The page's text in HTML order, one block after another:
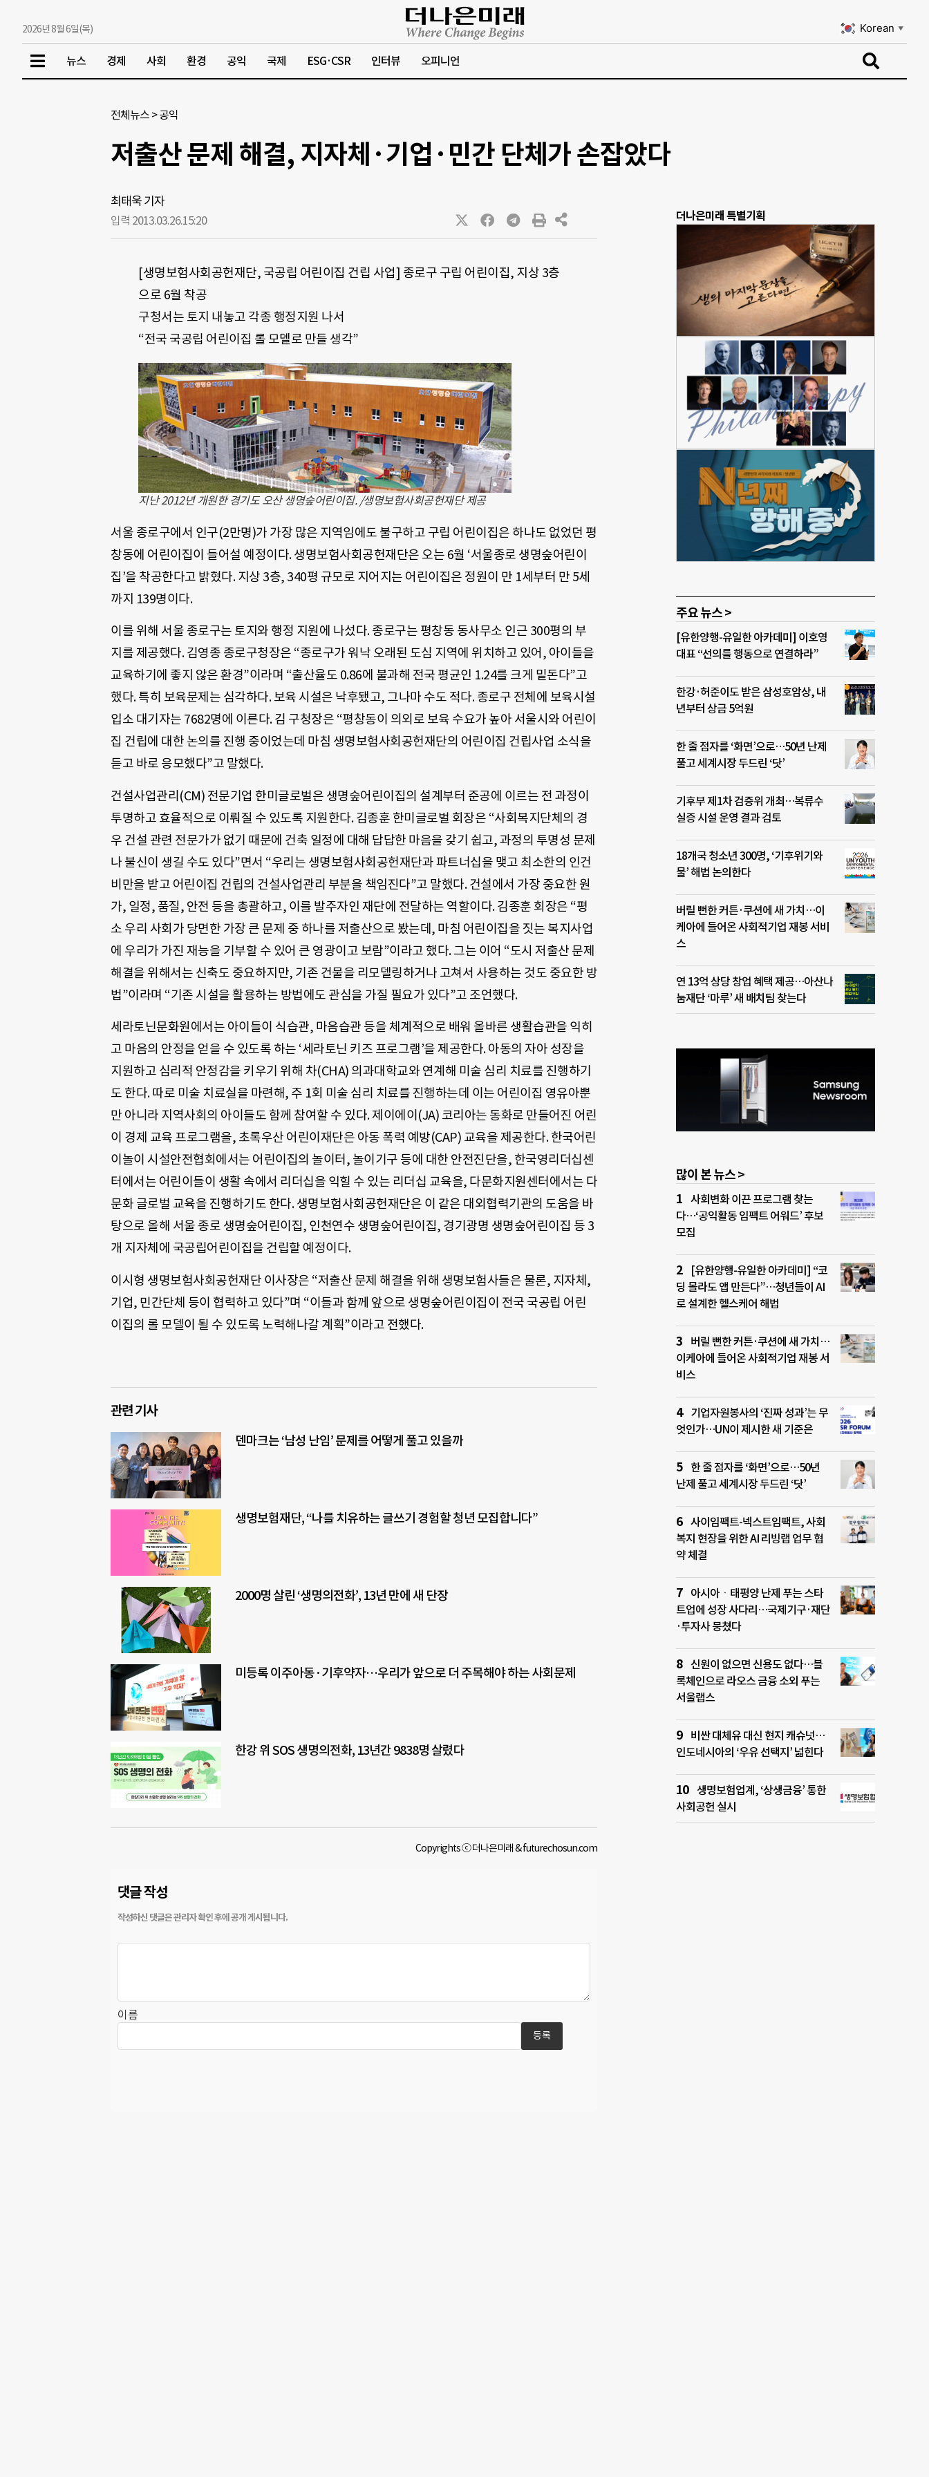
2026년 8월 6일(목) Korean ▼
뉴스 경제 사회 환경 공익 국제 ESG·CSR 인터뷰 오피니언
전체뉴스 >공익
저출산 문제 해결, 지자체·기업·민간 단체가 손잡았다
최태욱 기자
입력 2013.03.26.15:20
[생명보험사회공헌재단, 국공립 어린이집 건립 사업] 종로구 구립 어린이집, 지상 3층
으로 6월 착공
구청서는 토지 내놓고 각종 행정지원 나서
“전국 국공립 어린이집 롤 모델로 만들 생각”
지난 2012년 개원한 경기도 오산 생명숲어린이집. /생명보험사회공헌재단 제공
서울 종로구에서 인구(2만명)가 가장 많은 지역임에도 불구하고 구립 어린이집은 하나도 없었던 평
창동에 어린이집이 들어설 예정이다. 생명보험사회공헌재단은 오는 6월 ‘서울종로 생명숲어린이
집’을 착공한다고 밝혔다. 지상 3층, 340평 규모로 지어지는 어린이집은 정원이 만 1세부터 만 5세
까지 139명이다.
이를 위해 서울 종로구는 토지와 행정 지원에 나섰다. 종로구는 평창동 동사무소 인근 300평의 부
지를 제공했다. 김영종 종로구청장은 “종로구가 워낙 오래된 도심 지역에 위치하고 있어, 아이들을
교육하기에 좋지 않은 환경”이라며 “출산율도 0.86에 불과해 전국 평균인 1.24를 크게 밑돈다”고
했다. 특히 보육문제는 심각하다. 보육 시설은 낙후됐고, 그나마 수도 적다. 종로구 전체에 보육시설
입소 대기자는 7682명에 이른다. 김 구청장은 “평창동이 의외로 보육 수요가 높아 서울시와 어린이
집 건립에 대한 논의를 진행 중이었는데 마침 생명보험사회공헌재단의 어린이집 건립사업 소식을
듣고 바로 응모했다”고 말했다.
건설사업관리(CM) 전문기업 한미글로벌은 생명숲어린이집의 설계부터 준공에 이르는 전 과정이
투명하고 효율적으로 이뤄질 수 있도록 지원한다. 김종훈 한미글로벌 회장은 “사회복지단체의 경
우 건설 관련 전문가가 없기 때문에 건축 일정에 대해 답답한 마음을 갖기 쉽고, 과정의 투명성 문제
나 불신이 생길 수도 있다”면서 “우리는 생명보험사회공헌재단과 파트너십을 맺고 최소한의 인건
비만을 받고 어린이집 건립의 건설사업관리 부분을 책임진다”고 말했다. 건설에서 가장 중요한 원
가, 일정, 품질, 안전 등을 총괄하고, 이를 발주자인 재단에 전달하는 역할이다. 김종훈 회장은 “평
소 우리 사회가 당면한 가장 큰 문제 중 하나를 저출산으로 봤는데, 마침 어린이집을 짓는 복지사업
에 우리가 가진 재능을 기부할 수 있어 큰 영광이고 보람”이라고 했다. 그는 이어 “도시 저출산 문제
해결을 위해서는 신축도 중요하지만, 기존 건물을 리모델링하거나 고쳐서 사용하는 것도 중요한 방
법”이라며 “기존 시설을 활용하는 방법에도 관심을 가질 필요가 있다”고 조언했다.
세라토닌문화원에서는 아이들이 식습관, 마음습관 등을 체계적으로 배워 올바른 생활습관을 익히
고 마음의 안정을 얻을 수 있도록 하는 ‘세라토닌 키즈 프로그램’을 제공한다. 아동의 자아 성장을
지원하고 심리적 안정감을 키우기 위해 차(CHA) 의과대학교와 연계해 미술 심리 치료를 진행하기
도 한다. 따로 미술 치료실을 마련해, 주 1회 미술 심리 치료를 진행하는데 이는 어린이집 영유아뿐
만 아니라 지역사회의 아이들도 함께 참여할 수 있다. 제이에이(JA) 코리아는 동화로 만들어진 어린
이 경제 교육 프로그램을, 초록우산 어린이재단은 아동 폭력 예방(CAP) 교육을 제공한다. 한국어린
이놀이 시설안전협회에서는 어린이집의 놀이터, 놀이기구 등에 대한 안전진단을, 한국영리더십센
터에서는 어린이들이 생활 속에서 리더십을 익힐 수 있는 리더십 교육을, 다문화지원센터에서는 다
문화 글로벌 교육을 진행하기도 한다. 생명보험사회공헌재단은 이 같은 대외협력기관의 도움을 바
탕으로 올해 서울 종로 생명숲어린이집, 인천연수 생명숲어린이집, 경기광명 생명숲어린이집 등 3
개 지자체에 국공립어린이집을 건립할 예정이다.
이시형 생명보험사회공헌재단 이사장은 “저출산 문제 해결을 위해 생명보험사들은 물론, 지자체,
기업, 민간단체 등이 협력하고 있다”며 “이들과 함께 앞으로 생명숲어린이집이 전국 국공립 어린
이집의 롤 모델이 될 수 있도록 노력해나갈 계획”이라고 전했다.
관련 기사
덴마크는 ‘남성 난임’ 문제를 어떻게 풀고 있을까
생명보험재단, “나를 치유하는 글쓰기 경험할 청년 모집합니다”
2000명 살린 ‘생명의전화’, 13년 만에 새 단장
미등록 이주아동·기후약자…우리가 앞으로 더 주목해야 하는 사회문제
한강 위 SOS 생명의전화, 13년간 9838명 살렸다
Copyrights ⓒ 더나은미래 & futurechosun.com
댓글 작성
이름
더나은미래 특별기획
주요 뉴스 >
[유한양행-유일한 아카데미] 이호영
대표 “선의를 행동으로 연결하라”
한강·허준이도 받은 삼성호암상, 내
년부터 상금 5억원
한 줄 점자를 ‘화면’으로…50년 난제
풀고 세계시장 두드린 ‘닷’
기후부 제1차 검증위 개최…복류수
실증 시설 운영 결과 검토
18개국 청소년 300명, ‘기후위기와
물’ 해법 논의한다
버릴 뻔한 커튼·쿠션에 새 가치…이
케아에 들어온 사회적기업 재봉 서비
스
연 13억 상당 창업 혜택 제공…아산나
눔재단 ‘마루’ 새 배치팀 찾는다
많이 본 뉴스 >
사회변화 이끈 프로그램 찾는
다…‘공익활동 임팩트 어워드’ 후보
모집
[유한양행-유일한 아카데미] “코
딩 몰라도 앱 만든다”…청년들이 AI
로 설계한 헬스케어 해법
버릴 뻔한 커튼·쿠션에 새 가치…
이케아에 들어온 사회적기업 재봉 서
비스
기업자원봉사의 ‘진짜 성과’는 무
엇인가…UN이 제시한 새 기준은
한 줄 점자를 ‘화면’으로…50년
난제 풀고 세계시장 두드린 ‘닷’
사이임팩트-넥스트임팩트, 사회
복지 현장을 위한 AI 리빙랩 업무 협
약 체결
아시아ㆍ태평양 난제 푸는 스타
트업에 성장 사다리…국제기구·재단
·투자사 뭉쳤다
신원이 없으면 신용도 없다…블
록체인으로 라오스 금융 소외 푸는
서울랩스
비싼 대체유 대신 현지 캐슈넛…
인도네시아의 ‘우유 선택지’ 넓힌다
생명보험업계, ‘상생금융’ 통한
사회공헌 실시